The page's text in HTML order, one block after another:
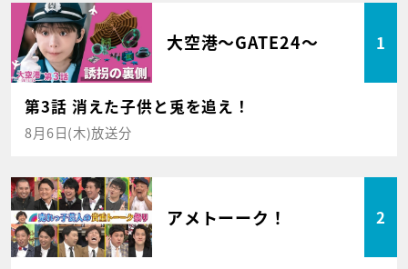
大空港～GATE24～ 1
第3話 消えた子供と兎を追え！
8月6日(木)放送分
アメトーーク！ 2